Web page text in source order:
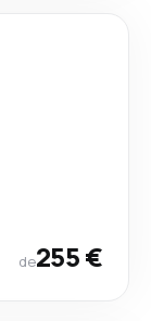
de255 €